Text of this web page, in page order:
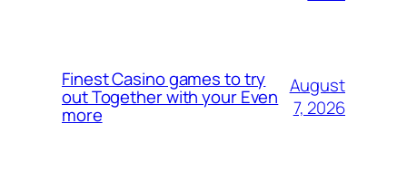
Finest Casino games to try
out Together with your Even
more
August
7, 2026